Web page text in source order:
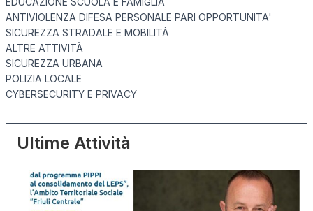
ANTIVIOLENZA DIFESA PERSONALE PARI OPPORTUNITA'
SICUREZZA STRADALE E MOBILITÀ
ALTRE ATTIVITÀ
SICUREZZA URBANA
POLIZIA LOCALE
CYBERSECURITY E PRIVACY
Ultime Attività